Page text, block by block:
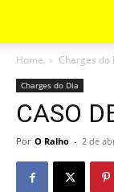
Home Charges do
Charges do Dia
CASO
Por O Ralho - 2 de